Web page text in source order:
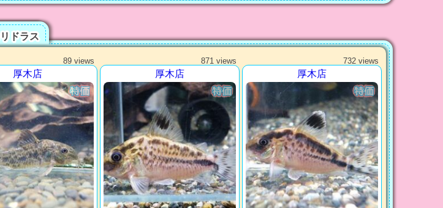
ドラス
89 views
厚木店
871 views
厚木店
732 views
厚木店